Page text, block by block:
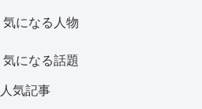
気になる人物
気になる話題
人気記事